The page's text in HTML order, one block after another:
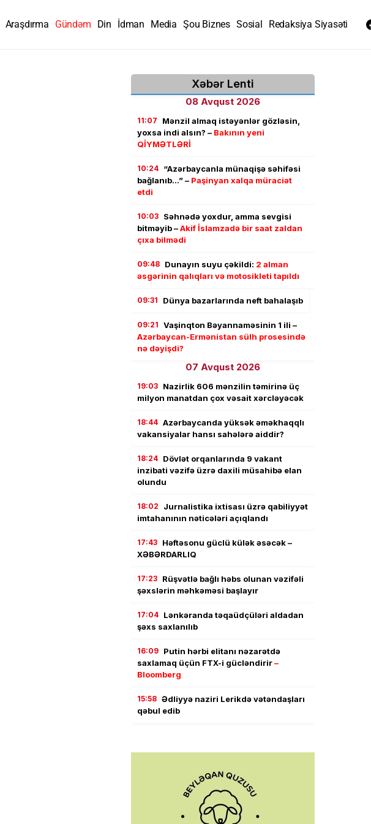
Araşdırma Gündəm Din İdman Media Şou Biznes Sosial Redaksiya Siyasəti
Xəbər Lenti
08 Avqust 2026
11:07
Mənzil almaq istəyənlər gözləsin,
yoxsa indi alsın? – Bakının yeni
QİYMƏTLƏRİ
10:24 “Azərbaycanla münaqişə səhifəsi
bağlanıb…” – Paşinyan xalqa müraciət
etdi
10:03 Səhnədə yoxdur, amma sevgisi
bitməyib –Akif İslamzadə bir saat zaldan
çıxa bilmədi
09:48 Dunayın suyu çəkildi: 2 alman
əsgərinin qalıqları və motosikleti tapıldı
09:31 Dünya bazarlarında neft bahalaşıb
09:21 Vaşinqton Bəyannaməsinin 1 ili –
Azərbaycan-Ermənistan sülh prosesində
nə dəyişdi?
07 Avqust 2026
19:03 Nazirlik 606 mənzilin təmirinə üç
milyon manatdan çox vəsait xərcləyəcək
18:44 Azərbaycanda yüksək əməkhaqqlı
vakansiyalar hansı sahələrə aiddir?
18:24 Dövlət orqanlarında 9 vakant
inzibati vəzifə üzrə daxili müsahibə elan
olundu
18:02
Jurnalistika ixtisası üzrə qabiliyyət
imtahanının nəticələri açıqlandı
17:43 Həftəsonu güclü külək əsəcək –
XƏBƏRDARLIQ
17:23 Rüşvətlə bağlı həbs olunan vəzifəli
şəxslərin məhkəməsi başlayır
17:04 Lənkəranda təqaüdçüləri aldadan
şəxs saxlanılıb
16:09 Putin hərbi elitanı nəzarətdə
saxlamaq üçün FTX-i gücləndirir–
Bloomberg
15:58 Ədliyyə naziri Lerikdə vətəndaşları
qəbul edib